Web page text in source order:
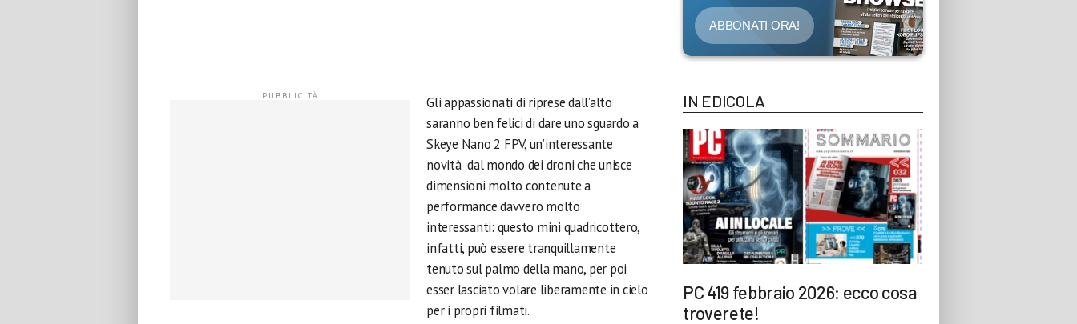
Gli appassionati di riprese dall’alto
saranno ben felici di dare uno sguardo a
Skeye Nano 2 FPV, un’interessante
novità dal mondo dei droni che unisce
dimensioni molto contenute a
performance davvero molto
interessanti: questo mini quadricottero,
infatti, può essere tranquillamente
tenuto sul palmo della mano, per poi
esser lasciato volare liberamente in cielo
per i propri filmati.
ABBONATI ORA!
IN EDICOLA
PC 419 febbraio 2026: ecco cosa
troverete!